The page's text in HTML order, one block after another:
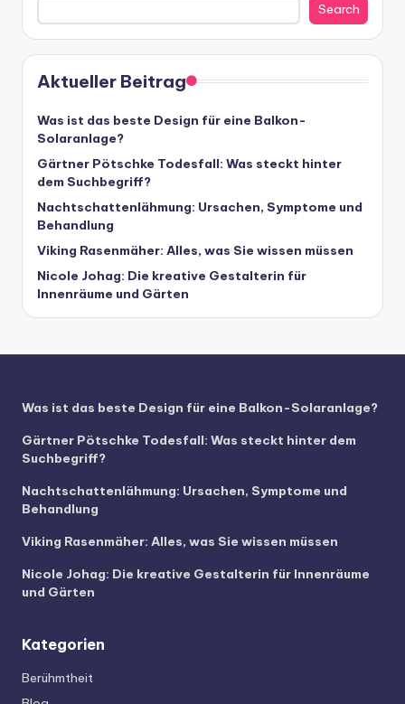
Search
Aktueller Beitrag
Was ist das beste Design für eine Balkon-
Solaranlage?
Gärtner Pötschke Todesfall: Was steckt hinter
dem Suchbegriff?
Nachtschattenlähmung: Ursachen, Symptome und
Behandlung
Viking Rasenmäher: Alles, was Sie wissen müssen
Nicole Johag: Die kreative Gestalterin für
Innenräume und Gärten
Was ist das beste Design für eine Balkon-Solaranlage?
Gärtner Pötschke Todesfall: Was steckt hinter dem
Suchbegriff?
Nachtschattenlähmung: Ursachen, Symptome und
Behandlung
Viking Rasenmäher: Alles, was Sie wissen müssen
Nicole Johag: Die kreative Gestalterin für Innenräume
und Gärten
Kategorien
Berühmtheit